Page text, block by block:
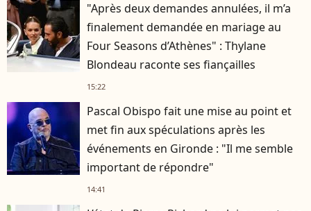
"Après deux demandes annulées, il m’a
finalement demandée en mariage au
Four Seasons d’Athènes" : Thylane
Blondeau raconte ses fiançailles
15:22
Pascal Obispo fait une mise au point et
met fin aux spéculations après les
événements en Gironde : "Il me semble
important de répondre"
14:41